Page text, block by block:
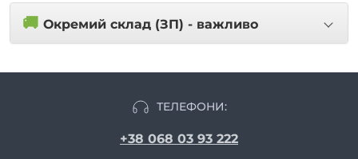
🚚 Окремий склад (ЗП) - важливо
ТЕЛЕФОНИ:
+38 068 03 93 222